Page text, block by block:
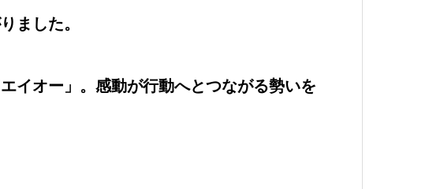
ました。
イオー」。感動が行動へとつながる勢いを